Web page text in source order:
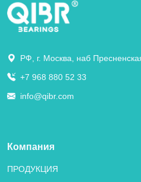
РФ, г. Москва, наб
+7 968 880 52 33
info@qibr.com
Компания
ПРОДУКЦИЯ